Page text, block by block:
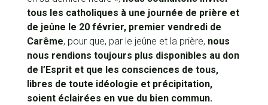
tous les catholiques à une journée de prière et
de jeûne le 20 février, premier vendredi de
Carême, pour que, par le jeûne et la prière, nous
nous rendions toujours plus disponibles au don
de l’Esprit et que les consciences de tous,
libres de toute idéologie et précipitation,
soient éclairées en vue du bien commun.